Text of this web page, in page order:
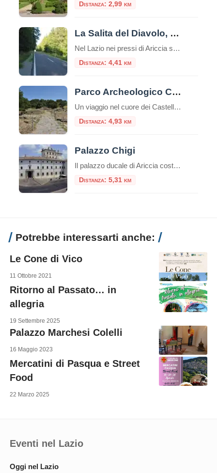
Distanza: 2,99 km
La Salita del Diavolo, la strada antigravitazionale
Nel Lazio nei pressi di Ariccia sui Castelli Romani esiste una strada magica, la “Salita Stregata” o “Salita del Diavolo“: lungo una salita rettilinea, ogni cosa lasciata libera sul suolo, invece di scendere inizia a salire! La strada si trova precisamente al Km. 11,600 della Strada Statale 218, a pochi passi da Roma. Questo insolito […]
Distanza: 4,41 km
Parco Archeologico Culturale di Tuscolo
Un viaggio nel cuore dei Castelli Romani, tra storia, natura e panorami Il Parco Archeologico Culturale di Tuscolo si trova nel comune di Monte Porzio Catone, nel cuore dei Castelli Romani, a circa 25 km da Roma. La zona è facilmente raggiungibile in auto o con una combinazione di treno e navetta. Breve storia Tusculum […]
Distanza: 4,93 km
Palazzo Chigi
Il palazzo ducale di Ariccia costituisce un esempio unico di dimora barocca rimasta inalterata nel suo contesto ambientale e nel suo arredamento originario, a documentare il fasto di una delle più grandi casate papali italiane: i Chigi, già proprie
Distanza: 5,31 km
Potrebbe interessarti anche:
Le Cone di Vico
11 Ottobre 2021
Ritorno al Passato… in
allegria
19 Settembre 2025
Palazzo Marchesi Colelli
16 Maggio 2023
Mercatini di Pasqua e Street
Food
22 Marzo 2025
Eventi nel Lazio
Oggi nel Lazio